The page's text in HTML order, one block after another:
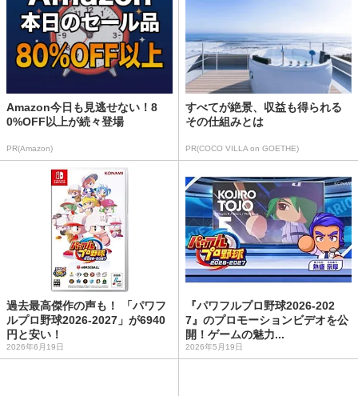
Amazon今日も見逃せない！8
0%OFF以上が続々登場
PR(Amazon)
すべてが絶景、収益も得られる
その仕組みとは
PR(COCO VILLA on GOETHE)
過去最高傑作の声も！ 「パワフ
ルプロ野球2026-2027」が6940
円と安い！
2026年6月19日
『パワフルプロ野球2026-202
7』のプロモーションビデオを公
開！ゲームの魅力...
2026年5月19日